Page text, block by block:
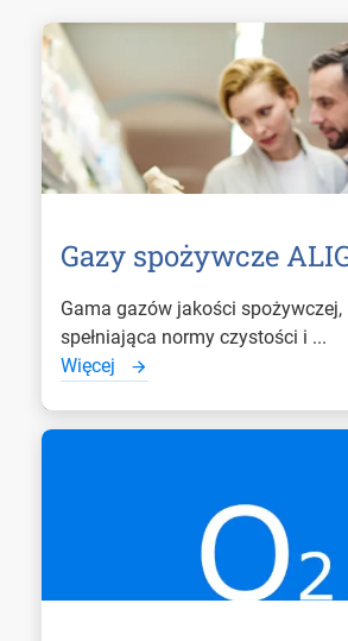
Gazy spożywcze
Gama gazów jakości spożywczej,
spełniająca normy czystości i ...
Więcej